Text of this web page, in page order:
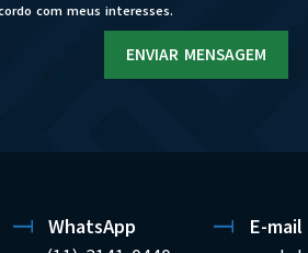
com meus interesses.
ENVIAR MENSAGEM
WhatsApp
E-mail